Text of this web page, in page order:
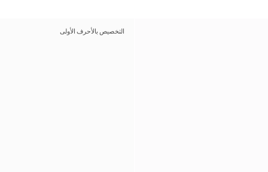
التخصيص بالأحرف الأولى